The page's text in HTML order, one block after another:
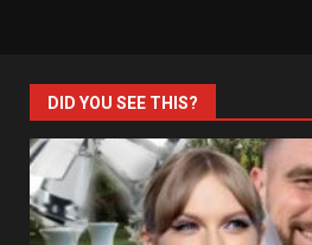
DID YOU SEE THIS?